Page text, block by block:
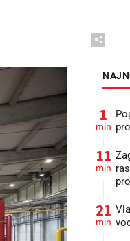
1
min
11
min
21
min